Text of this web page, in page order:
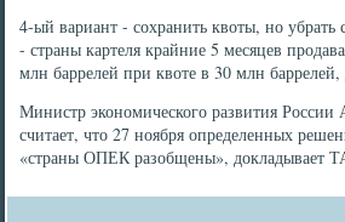
4-ый вариант - сохранить квоты, но
- страны картеля крайние 5 месяцев
млн баррелей при квоте в 30 млн
Министр экономического развития
считает, что 27 ноября определенных
«страны ОПЕК разобщены», докладывает